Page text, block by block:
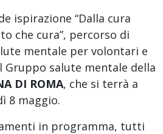
ispirazione “Dalla cura
che cura”, percorso di
mentale per volontari e
Gruppo salute mentale della
DI ROMA, che si terrà a
8 maggio.
in programma, tutti